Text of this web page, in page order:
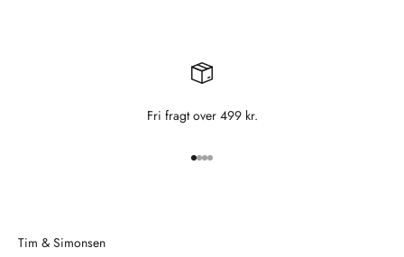
Fri fragt over 499 kr.
Gå til element 1
Gå til element 2
Gå til element 3
Gå til element 4
Tim & Simonsen